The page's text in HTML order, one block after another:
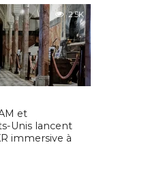
2.5K
et
Unis lancent
immersive à